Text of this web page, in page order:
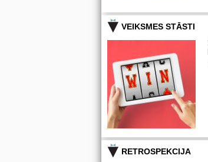
VEIKSMES STĀSTI
RETROSPEKCIJA